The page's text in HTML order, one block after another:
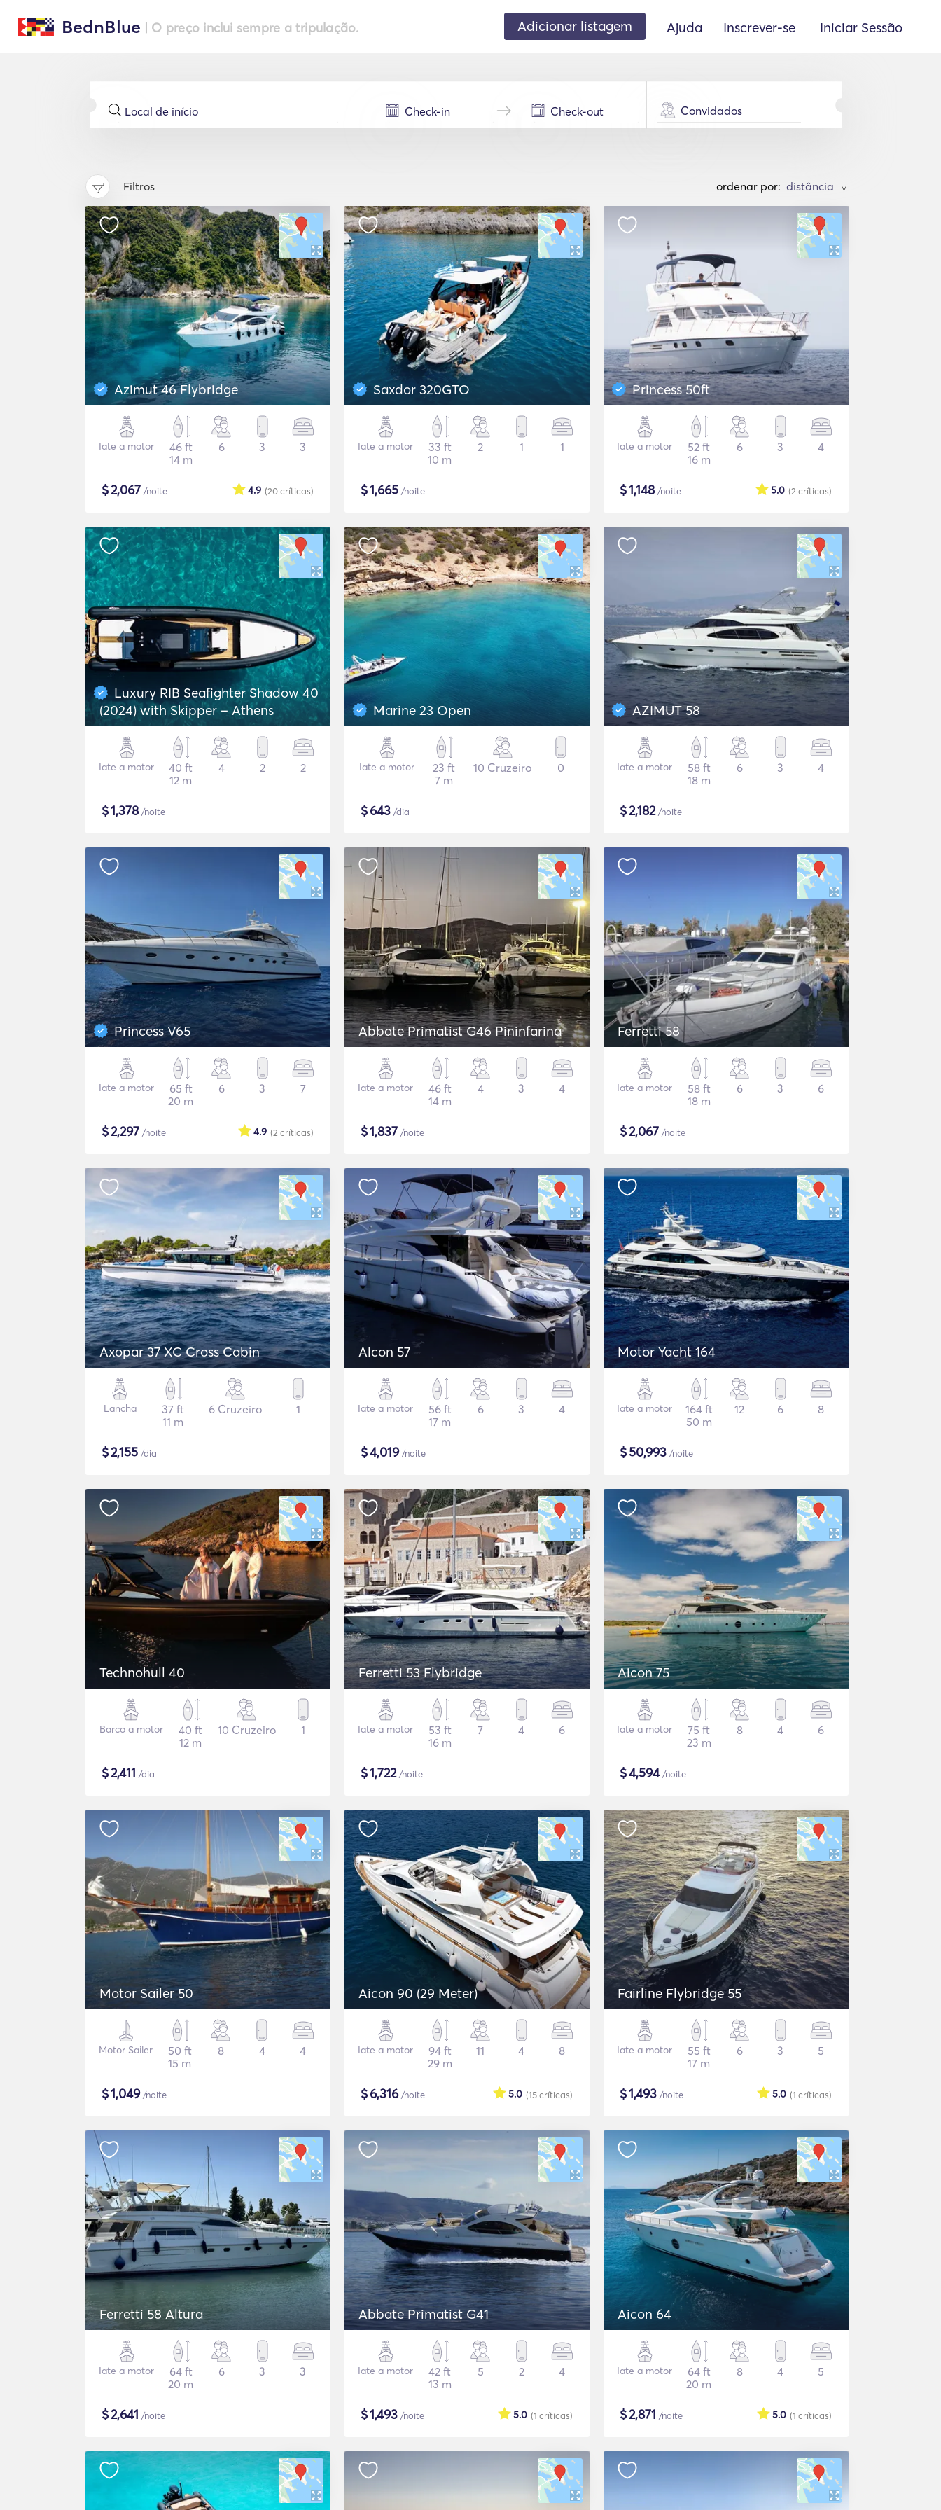
BednBlue | O preço inclui sempre a tripulação. Adicionar listagem Ajuda Inscrever-se Iniciar Sessão
Convidados
Filtros ordenar por: >
Azimut 46 Flybridge
Iate a motor
46 ft
14 m
6 3 3
$2,067 /noite (20críticas)
4.9
Saxdor 320GTO
Iate a motor
33 ft
10 m
2 1 1
$1,665 /noite
Princess 50ft
Iate a motor
52 ft
16 m
6 3 4
$1,148/noite (2 críticas)
5.0
Luxury RIB Seafighter Shadow 40
(2024) with Skipper – Athens
Iate a motor
40 ft
12 m
4 2 2
$1,378/noite
Marine 23 Open
Iate a motor
23 ft
7 m
10 Cruzeiro 0
$643 /dia
AZIMUT 58
Iate a motor
58 ft
18 m
6 3 4
$2,182/noite
Princess V65
Iate a motor
65 ft
20 m
6 3 7
$2,297 /noite (2 críticas)
4.9
Abbate Primatist G46 Pininfarina
Iate a motor
46 ft
14 m
4 3 4
$1,837 /noite
Ferretti 58
Iate a motor
58 ft
18 m
6 3 6
$2,067 /noite
Axopar 37 XC Cross Cabin
Lancha
37 ft
11 m
6 Cruzeiro 1
$2,155 /dia
Alcon 57
Iate a motor
56 ft
17 m
6 3 4
$4,019/noite
Motor Yacht 164
Iate a motor
164 ft
50 m
12 6 8
$50,993 /noite
Technohull 40
Barco a motor
40 ft
12 m
10 Cruzeiro 1
$2,411 /dia
Ferretti 53 Flybridge
Iate a motor
53 ft
16 m
7 4 6
$1,722/noite
Aicon 75
Iate a motor
75 ft
23 m
8 4 6
$4,594/noite
Motor Sailer 50
Motor Sailer
50 ft
15 m
8 4 4
$1,049/noite
Aicon 90 (29 Meter)
Iate a motor
94 ft
29 m
11 4 8
$6,316/noite (15críticas)
5.0
Fairline Flybridge 55
Iate a motor
55 ft
17 m
6 3 5
$1,493 /noite (1 críticas)
5.0
Ferretti 58 Altura
Iate a motor
64 ft
20 m
6 3 3
$2,641 /noite
Abbate Primatist G41
Iate a motor
42 ft
13 m
5 2 4
$1,493 /noite (1 críticas)
5.0
Aicon 64
Iate a motor
64 ft
20 m
8 4 5
$2,871 /noite (1 críticas)
5.0